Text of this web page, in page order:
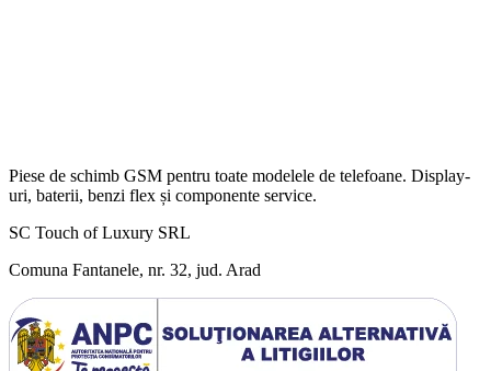
Piese de schimb GSM pentru toate modelele de telefoane. Display-
uri, baterii, benzi flex și componente service.
SC Touch of Luxury SRL
Comuna Fantanele, nr. 32, jud. Arad